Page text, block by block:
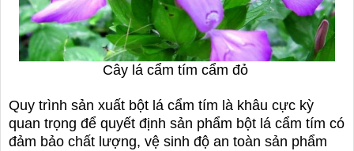
Cây lá cẩm tím cẩm đỏ
Quy trình sản xuất bột lá cẩm tím là khâu cực kỳ
quan trọng để quyết định sản phẩm bột lá cẩm tím có
đảm bảo chất lượng, vệ sinh độ an toàn sản phẩm